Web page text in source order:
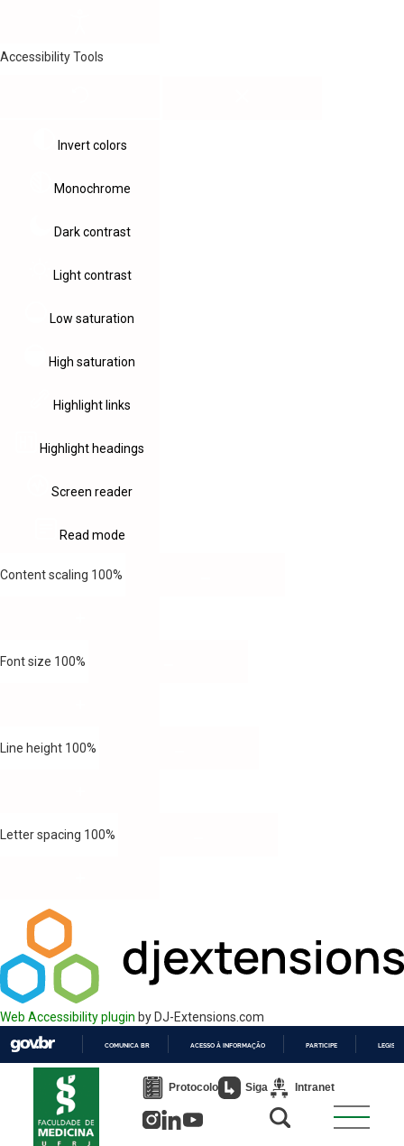
Accessibility Tools
Invert colors
Monochrome
Dark contrast
Light contrast
Low saturation
High saturation
Highlight links
Highlight headings
Screen reader
Read mode
Content scaling 100%
Font size 100%
Line height 100%
Letter spacing 100%
Web Accessibility plugin by DJ-Extensions.com
PARA
COMUNICA BR ACESSO À INFORMAÇÃO PARTICIPE
Protocolo Siga Intranet